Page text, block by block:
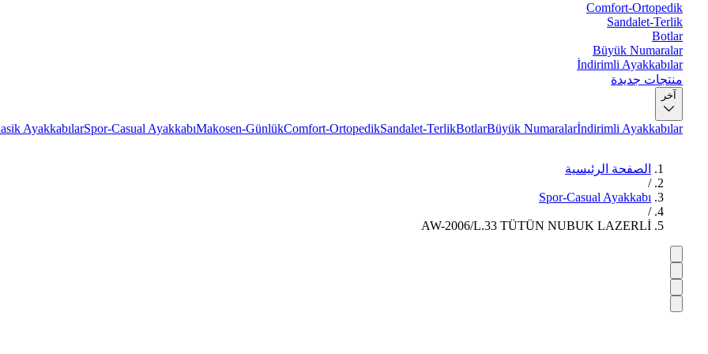
Comfort-Ortopedik
Sandalet-Terlik
Botlar
Büyük Numaralar
İndirimli Ayakkabılar
منتجات جديدة
آخر
AyakkabılarSpor-Casual AyakkabıMakosen-GünlükComfort-OrtopedikSandalet-TerlikBotlarBüyük Numaralarİndirimli Ayakkabılar
الصفحة الرئيسية
/
Spor-Casual Ayakkabı
/
AW-2006/L.33 TÜTÜN NUBUK LAZERLİ